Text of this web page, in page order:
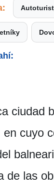
ciudad
en cuyo
de las